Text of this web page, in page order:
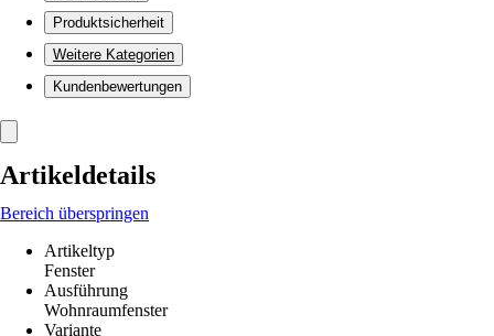
Produktsicherheit
Weitere Kategorien
Kundenbewertungen
Artikeldetails
Bereich überspringen
Artikeltyp
Fenster
Ausführung
Wohnraumfenster
Variante